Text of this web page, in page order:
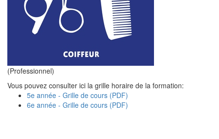
(Professionnel)
Vous pouvez consulter ici la grille horaire de la formation:
5e année - Grille de cours (PDF)
6e année - Grille de cours (PDF)